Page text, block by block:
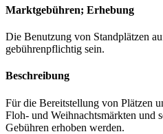
Marktgebühren; Erhebung
Die Benutzung von Standplätzen
gebührenpflichtig sein.
Beschreibung
Für die Bereitstellung von Plätzen
Floh- und Weihnachtsmärkten und
Gebühren erhoben werden.